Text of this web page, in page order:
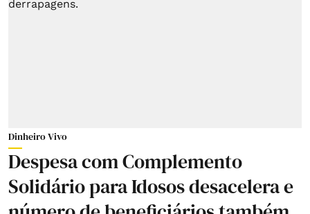
Dinheiro Vivo
Despesa com Complemento
Solidário para Idosos desacelera e